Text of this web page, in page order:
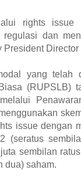
rights
regulasi dan
President
yang telah
(RUPSLB)
issue dengan
(seratus
sembilan
dua) saham.